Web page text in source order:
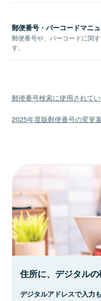
郵便番号・バーコードマニ
郵便番号や、バーコードに関
す。
郵便番号検索に使用されて
2025年度版郵便番号の変更
住所に、デジタルの
デジタルアドレスで入力